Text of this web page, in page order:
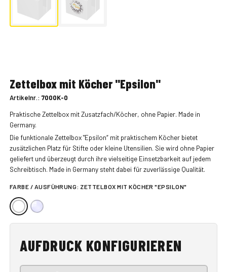
Zettelbox mit Köcher "Epsilon"
Artikelnr.: 7000K-0
Praktische Zettelbox mit Zusatzfach/Köcher, ohne Papier. Made in
Germany.
Die funktionale Zettelbox "Epsilon“ mit praktischem Köcher bietet
zusätzlichen Platz für Stifte oder kleine Utensilien. Sie wird ohne Papier
geliefert und überzeugt durch ihre vielseitige Einsetzbarkeit auf jedem
Schreibtisch. Made in Germany steht dabei für zuverlässige Qualität.
FARBE / AUSFÜHRUNG: ZETTELBOX MIT KÖCHER "EPSILON"
AUFDRUCK KONFIGURIEREN